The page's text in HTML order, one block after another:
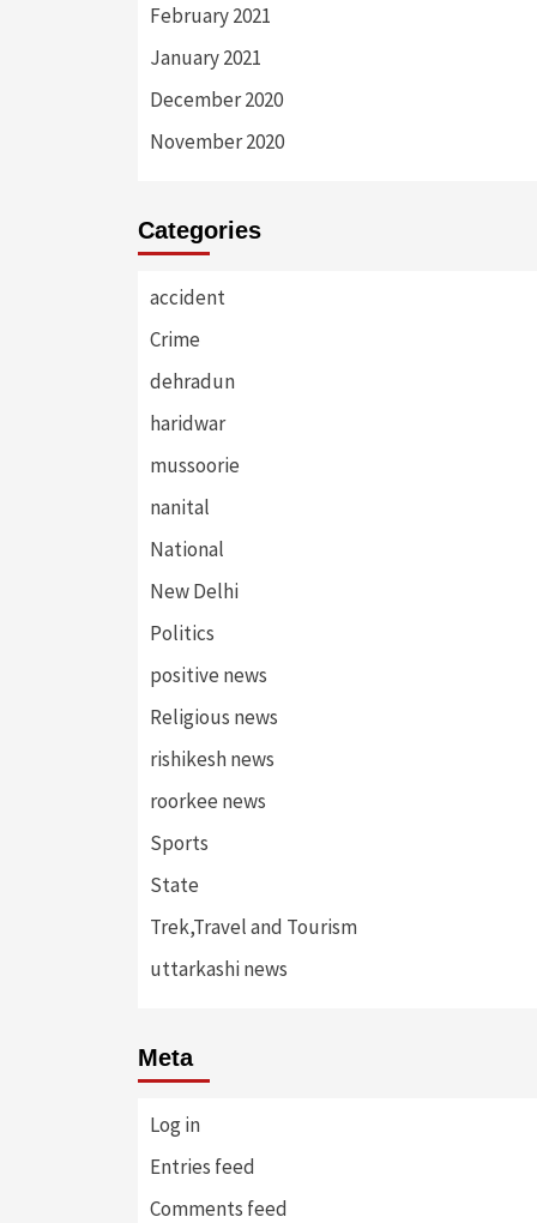
February 2021
January 2021
December 2020
November 2020
Categories
accident
Crime
dehradun
haridwar
mussoorie
nanital
National
New Delhi
Politics
positive news
Religious news
rishikesh news
roorkee news
Sports
State
Trek,Travel and Tourism
uttarkashi news
Meta
Log in
Entries feed
Comments feed